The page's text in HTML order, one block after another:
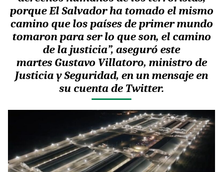
porque El Salvador ha tomado el mismo
camino que los países de primer mundo
tomaron para ser lo que son, el camino
de la justicia”, aseguró este
martes Gustavo Villatoro, ministro de
Justicia y Seguridad, en un mensaje en
su cuenta de Twitter.